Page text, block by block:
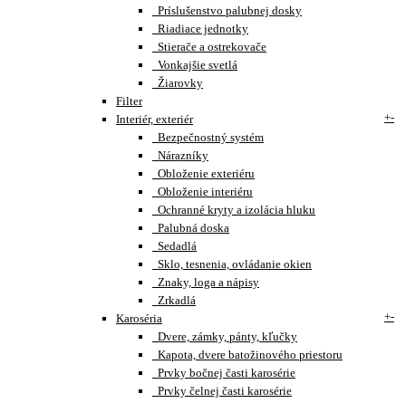
Príslušenstvo palubnej dosky
Riadiace jednotky
Stierače a ostrekovače
Vonkajšie svetlá
Žiarovky
Filter
Interiér, exteriér
+-
Bezpečnostný systém
Nárazníky
Obloženie exteriéru
Obloženie interiéru
Ochranné kryty a izolácia hluku
Palubná doska
Sedadlá
Sklo, tesnenia, ovládanie okien
Znaky, loga a nápisy
Zrkadlá
Karoséria
+-
Dvere, zámky, pánty, kľučky
Kapota, dvere batožinového priestoru
Prvky bočnej časti karosérie
Prvky čelnej časti karosérie